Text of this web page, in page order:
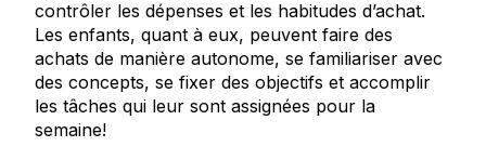
contrôler les dépenses et les habitudes d’achat.
Les enfants, quant à eux, peuvent faire des
achats de manière autonome, se familiariser avec
des concepts, se fixer des objectifs et accomplir
les tâches qui leur sont assignées pour la
semaine!